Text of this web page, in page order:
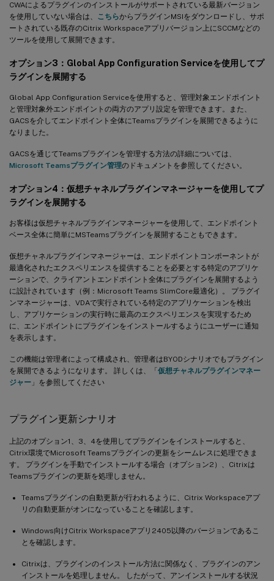
CWAによるプラグインのインストールがサポートされている最新バージョン
を使用していない場合は、 こちらからプラグインMSIをダウンロードし、サポ
ートされている既存のCitrix Workspaceアプリバージョン上にSCCMなどの
ツールを使用して展開できます。
オプション3：Global App Configuration Serviceを使用してプ
ラグインを展開する
Global App Configuration Serviceを使用すると、管理対象エンドポイント
と管理対象外エンドポイントの両方のアプリ設定を管理できます。また、
GACSを介してエンドポイント全体にTeamsプラグインを展開できるように
なりました。
GACSを通じてTeamsプラグインを管理する方法の詳細については、
Microsoft Teamsプラグイン管理のドキュメントを参照してください。
オプション4：仮想チャネルプラグインマネージャーを使用してプ
ラグインを展開する
お客様は仮想チャネルプラグインマネージャーを使用して、エンドポイント
ベース全体に簡単にMSTeamsプラグインを展開することもできます。
仮想チャネルプラグインマネージャーは、エンドポイントコンポーネントが
最適化されたエクスペリエンスを提供することを必要とする特定のアプリケ
ーションで、クライアントエンドポイント全体にプラグインを展開するよう
に設計されています（例：Microsoft Teams SlimCore最適化）。 プラグイ
ンマネージャーは、VDAで実行されている特定のアプリケーションを検出
し、アプリケーションの実行時に最高のエクスペリエンスを実現するため
に、エンドポイントにプラグインをインストールするようにユーザーに通知
を表示します。
この機能は管理者によって構成され、管理者はBYODシナリオでもプラグイン
を展開できるようになります。 詳しくは、「 仮想チャネルプラグインマネー
ジャー 」を参照してください
プラグイン更新シナリオ
上記のオプション1、3、4を使用してプラグインをインストールすると、
Citrix環境でMicrosoft Teamsプラグインの更新をシームレスに処理できま
す。 プラグインを手動でインストールする場合（オプション2）、Citrixは
Teamsプラグインの更新を処理しません。
Teamsプラグインの自動更新が行われるように、Citrix Workspaceアプ
リの自動更新がオンになっていることを確認します。
Windows向けCitrix Workspaceアプリ2405以降のバージョンであるこ
とを確認します。
Citrixは、プラグインのインストール方法に関係なく、プラグインのアン
インストールを処理しません。 したがって、アンインストールする状況